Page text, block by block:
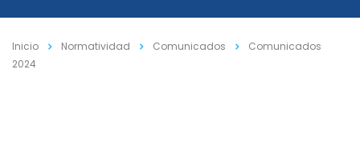
Inicio Normatividad Comunicados
Comunicados
2024